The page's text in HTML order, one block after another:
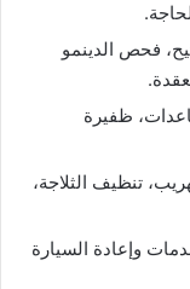
فحص الدينمو
ظفيرة
تنظيف الثلاجة،
وإعادة السيارة